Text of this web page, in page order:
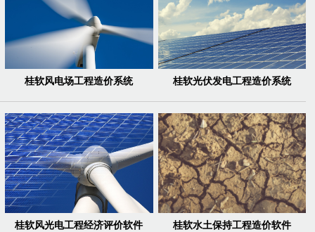
桂软风电场工程造价系统 桂软光伏发电工程造价系统
桂软风光电工程经济评价软件 桂软水土保持工程造价软件